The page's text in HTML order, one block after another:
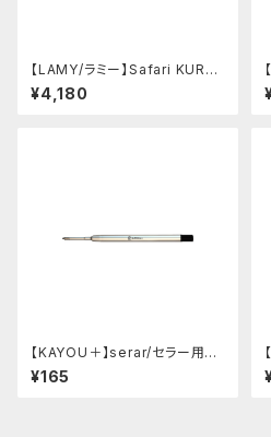
【LAMY/ラミー】Safari KURU
TOGA inside シャープペンシ
ル (ビスタ)
¥4,180
【KAYOU＋】serar/セラー用リ
フィル
¥165